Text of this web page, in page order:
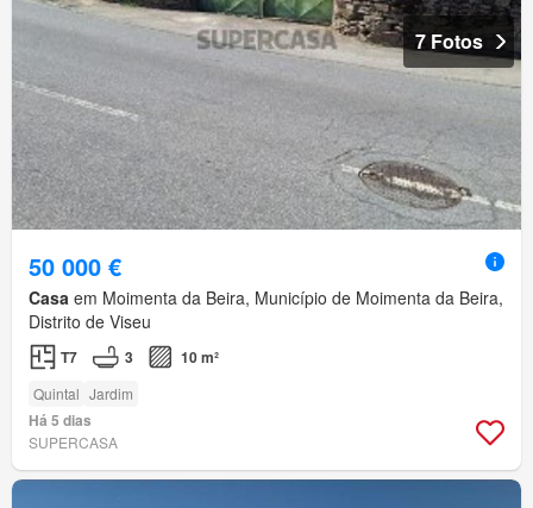
7 Fotos
50 000 €
Casa em Moimenta da Beira, Município de Moimenta da Beira,
Distrito de Viseu
T7 3 10 m²
Quintal Jardim
Há 5 dias
SUPERCASA